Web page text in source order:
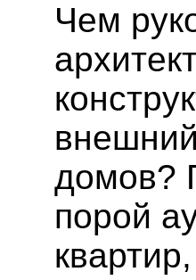
Чем
домов?
порой